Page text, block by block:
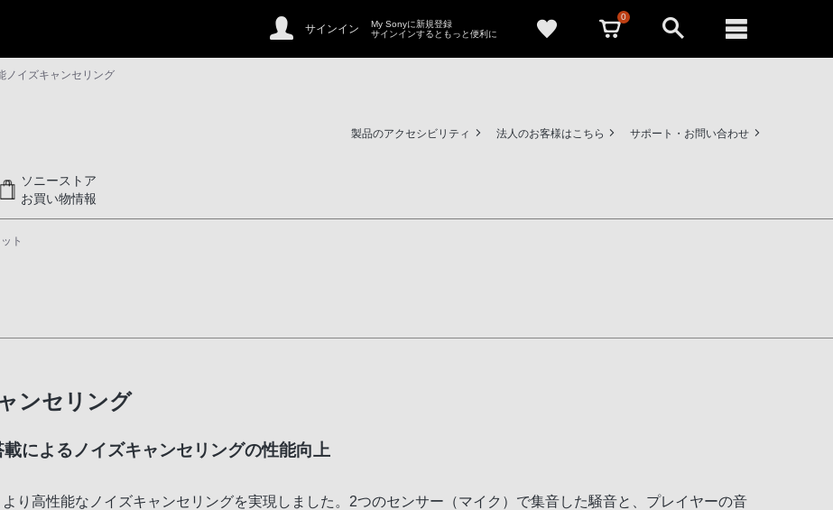
サインイン
My Sonyに新規登録
サインインするともっと便利に
0
ノイズキャンセリング
製品のアクセシビリティ 法人のお客様はこちら サポート・お問い合わせ
ソニーストア
お買い物情報
ト
ンセリング
によるノイズキャンセリングの性能向上
り高性能なノイズキャンセリングを実現しました。2つのセンサー（マイク）で集音した騒音と、プレイヤーの音